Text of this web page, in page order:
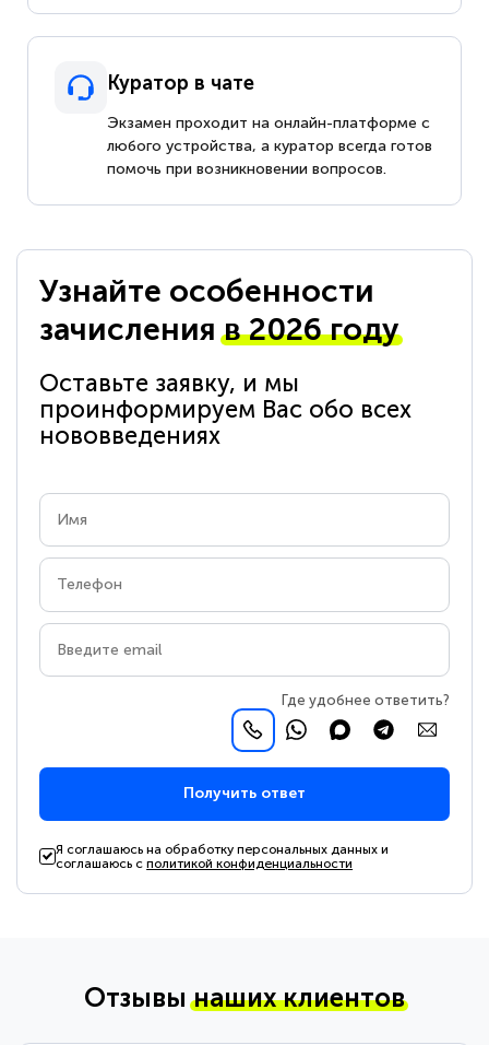
Куратор в чате
Экзамен проходит на онлайн-платформе с
любого устройства, а куратор всегда готов
помочь при возникновении вопросов.
Узнайте особенности
зачисленияв 2026 году
Оставьте заявку, и мы
проинформируем Вас обо всех
нововведениях
Где удобнее ответить?
Получить ответ
Я соглашаюсь на обработку персональных данных и
соглашаюсь сполитикой конфиденциальности
Отзывынаших клиентов